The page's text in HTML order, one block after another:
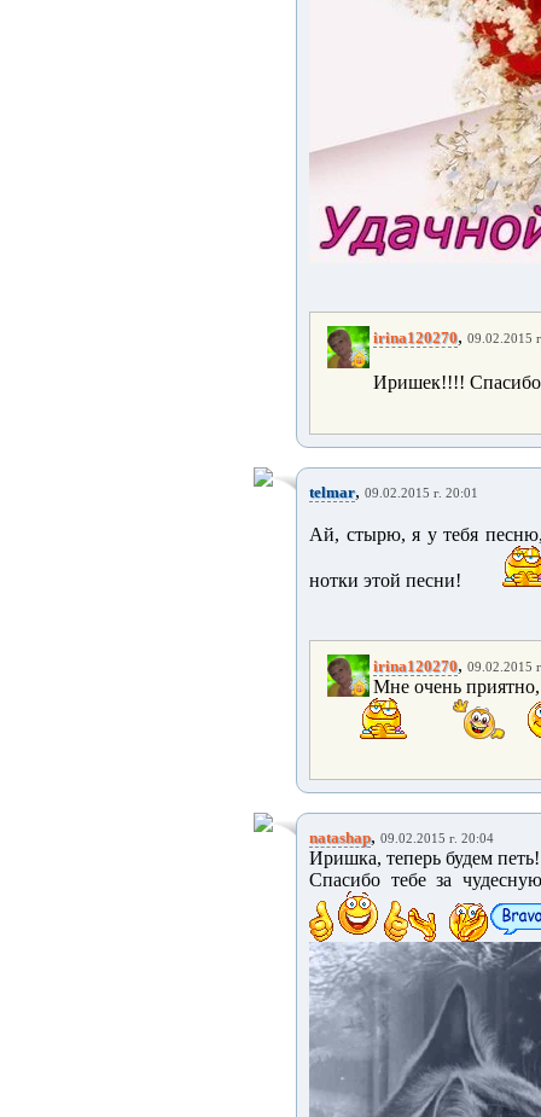
irina120270, 09.02.2015
Иришек!!!! Спасибо
telmar, 09.02.2015 г. 20:01
Ай, стырю, я у тебя
нотки этой песни!
irina120270, 09.02.2015
Мне очень
natashap, 09.02.2015 г. 20:04
Иришка, теперь будем
Спасибо тебе за